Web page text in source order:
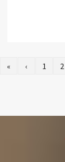
« ‹ 1 2